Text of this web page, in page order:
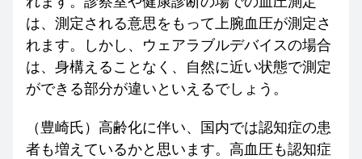
は、測定される意思をもって上腕血圧が測定さ
れます。しかし、ウェアラブルデバイスの場合
は、身構えることなく、自然に近い状態で測定
ができる部分が違いといえるでしょう。
（豊崎氏）高齢化に伴い、国内では認知症の患
者も増えているかと思います。高血圧も認知症